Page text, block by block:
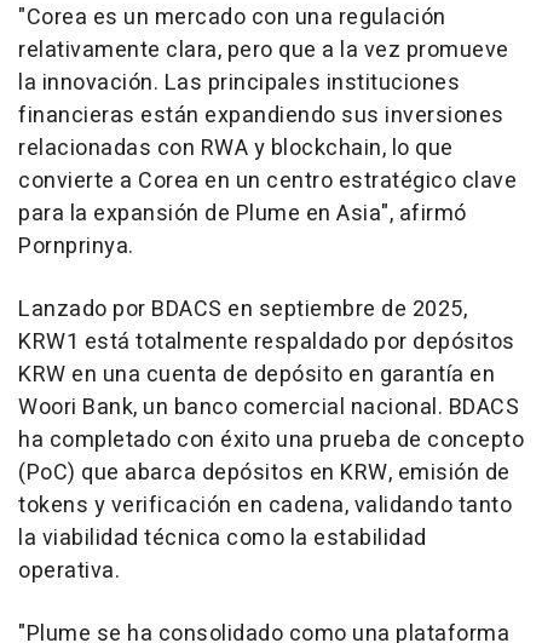
"Corea es un mercado con una regulación
relativamente clara, pero que a la vez promueve
la innovación. Las principales instituciones
financieras están expandiendo sus inversiones
relacionadas con RWA y blockchain, lo que
convierte a Corea en un centro estratégico clave
para la expansión de Plume en Asia", afirmó
Pornprinya.
Lanzado por BDACS en septiembre de 2025,
KRW1 está totalmente respaldado por depósitos
KRW en una cuenta de depósito en garantía en
Woori Bank, un banco comercial nacional. BDACS
ha completado con éxito una prueba de concepto
(PoC) que abarca depósitos en KRW, emisión de
tokens y verificación en cadena, validando tanto
la viabilidad técnica como la estabilidad
operativa.
"Plume se ha consolidado como una plataforma